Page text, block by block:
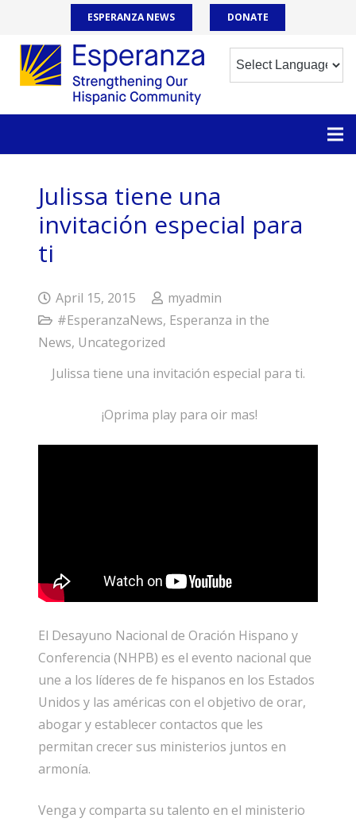
ESPERANZA NEWS DONATE
Julissa tiene una
invitación especial para
ti
April 15, 2015
myadmin
#EsperanzaNews, Esperanza in the
News, Uncategorized
Julissa tiene una invitación especial para ti.
¡Oprima play para oir mas!
El Desayuno Nacional de Oración Hispano y
Conferencia (NHPB) es el evento nacional que
une a los líderes de fe hispanos en los Estados
Unidos y las américas con el objetivo de orar,
abogar y establecer contactos que les
permitan crecer sus ministerios juntos en
armonía.
Venga y comparta su talento en el ministerio